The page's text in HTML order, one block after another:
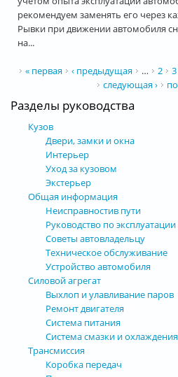
рекомендуем заменять его через
Рывки при движении автомобиля
на...
Страницы
« первая ‹ предыдущая … 2 3
следующая ›
Разделы руководства
Кузов
Двери, замки и окна
Интерьер
Уход за кузовом
Экстерьер
Общая информация
Неисправностив пути
Руководство по эксплуатации
Советы автовладельцу
Техническое обслуживание
Устройство автомобиля
Силовой агрегат
Выхлоп и улавливание паров
Ремонт двигателя
Система питания
Система смазки и охлаждения
Трансмиссия
Коробка передач